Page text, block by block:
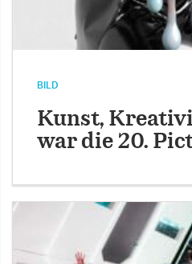
BILD
Kunst,
war die 20.